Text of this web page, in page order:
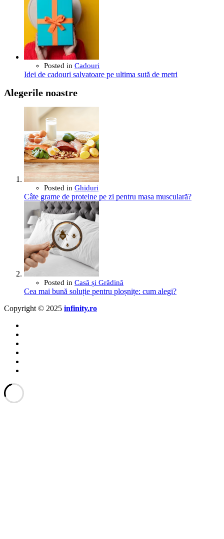
Posted in Cadouri
Idei de cadouri salvatoare pe ultima sută de metri
Alegerile noastre
Posted in Ghiduri
Câte grame de proteine pe zi pentru masa musculară?
Posted in Casă și Grădină
Cea mai bună soluție pentru ploșnițe: cum alegi?
Copyright © 2025 infinity.ro